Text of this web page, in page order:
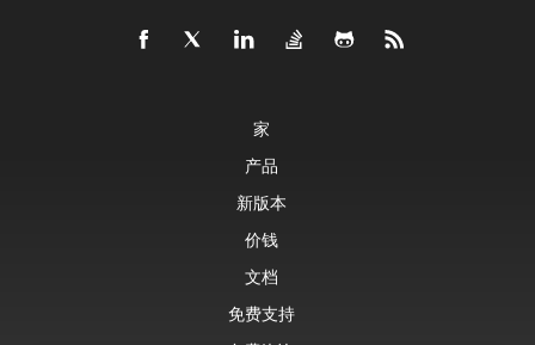
家
产品
新版本
价钱
文档
免费支持